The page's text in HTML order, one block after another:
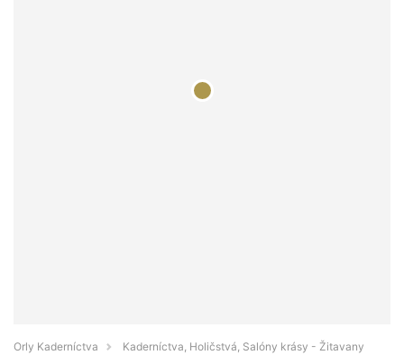
Orly Kaderníctva
Kaderníctva, Holičstvá, Salóny krásy - Žitavany